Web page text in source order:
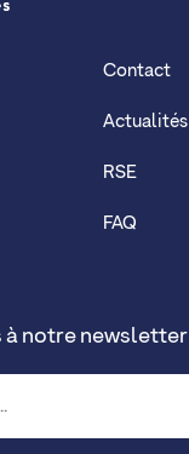
Contact
Actualités
RSE
FAQ
à notre newsletter